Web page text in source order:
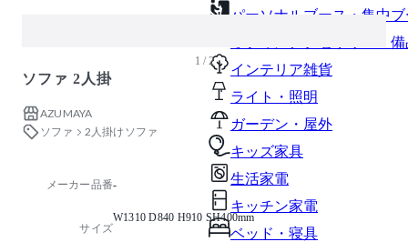
パーソナルブース・集中
オフィスアクセサリー・
インテリア雑貨
ライト・照明
ガーデン・屋外
キッズ家具
生活家電
キッチン家電
ベッド・寝具
1 / 2
ソファ 2人掛
AZUMAYA
ソファ
2人掛けソファ
メーカー品番-
サイズ
W1310 D840 H910 SH400mm